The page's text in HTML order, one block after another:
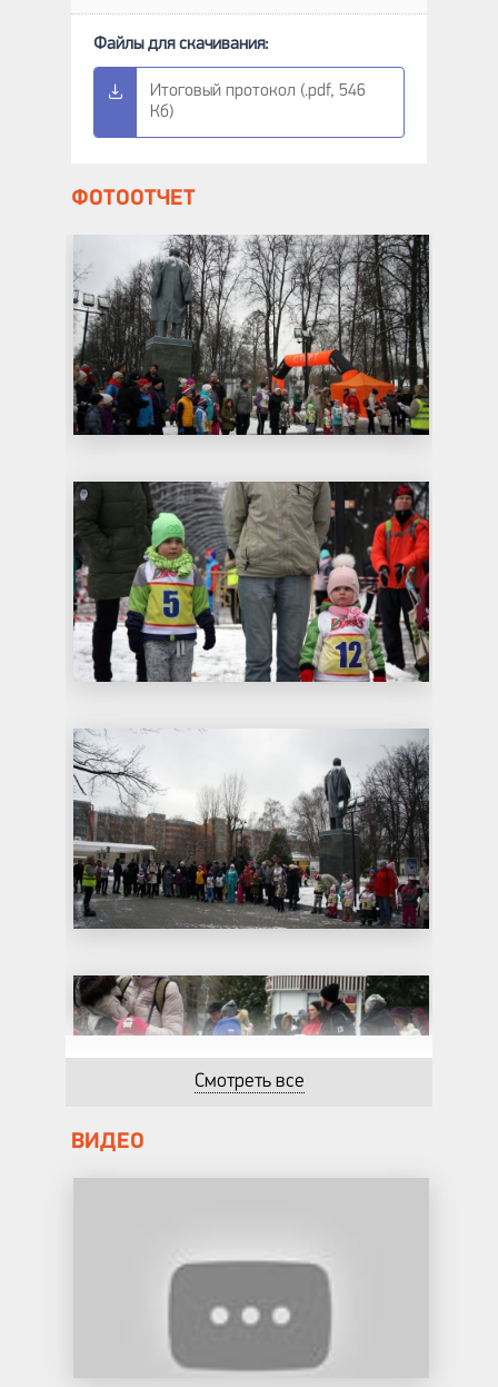
Итоговый протокол (.pdf, 546
Кб)
ФОТООТЧЕТ
Смотреть все
ВИДЕО